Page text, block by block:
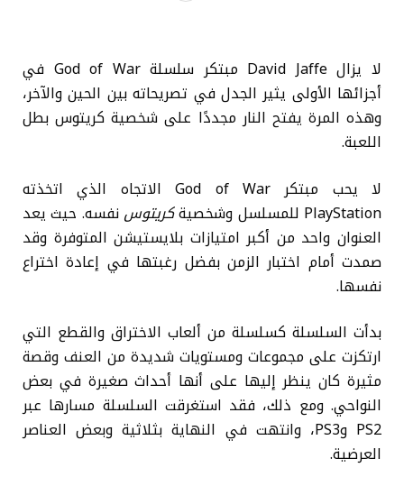
لا يزال David Jaffe مبتكر سلسلة God of War في
أجزائها الأولى يثير الجدل في تصريحاته بين الحين والآخر،
وهذه المرة يفتح النار مجددًا على شخصية كريتوس بطل
اللعبة.
لا يحب مبتكر God of War الاتجاه الذي اتخذته
PlayStation للمسلسل وشخصية
كريتوس نفسه. حيث يعد
العنوان واحد من أكبر امتيازات بلايستيشن المتوفرة وقد
صمدت أمام اختبار الزمن بفضل رغبتها في إعادة اختراع
نفسها.
بدأت السلسلة كسلسلة من ألعاب الاختراق والقطع التي
ارتكزت على مجموعات ومستويات شديدة من العنف وقصة
مثيرة كان ينظر إليها على أنها أحداث صغيرة في بعض
النواحي. ومع ذلك، فقد استغرقت السلسلة مسارها عبر
PS2 وPS3، وانتهت في النهاية بثلاثية وبعض العناصر
العرضية.